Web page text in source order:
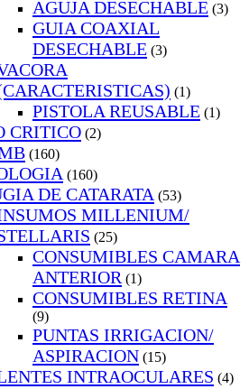
AGUJA DESECHABLE (3)
GUIA COAXIAL
DESECHABLE (3)
(1)
PISTOLA REUSABLE (1)
CRITICO (2)
(160)
(160)
DE CATARATA (53)
MILLENIUM/
(25)
CONSUMIBLES CAMARA
ANTERIOR (1)
CONSUMIBLES RETINA
(9)
PUNTAS IRRIGACION/
ASPIRACION (15)
INTRAOCULARES (4)